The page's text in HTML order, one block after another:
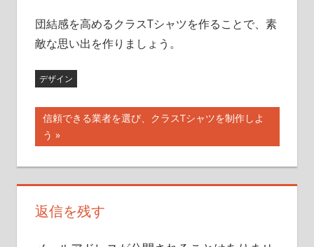
団結感を高めるクラスTシャツを作ることで、素
敵な思い出を作りましょう。
デザイン
投
稿
ナ
ビ
次
の
事:
信頼できる業者を選び、クラスTシャツを制作しよ
う
返信を残す